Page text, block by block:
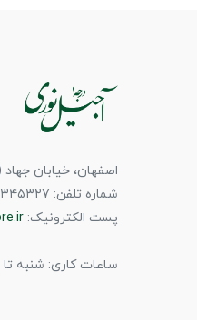
اصفهان، خیابان جهاد
شماره تلفن: ۳۲۳۴۵۳۲۷-۰۳۱
پست الکترونیک:
ساعات کاری: شنبه تا پنجشنبه ۹ الی